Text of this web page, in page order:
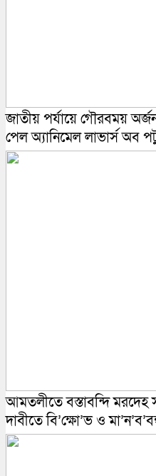
জাতীয় পর্যায়ে গৌরবময়
পেল অ্যানিমেল লাভার্স অব
আমতলীতে বস্তাবন্দি মরদেহ
দাবীতে বি’ক্ষো’ভ ও